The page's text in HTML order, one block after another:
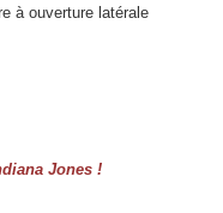
à ouverture latérale
Jones !